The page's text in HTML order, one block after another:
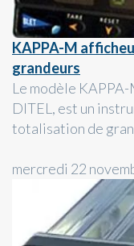
KAPPA-M
grandeurs
Le modèle
DITEL, est un
totalisation de
mercredi 22